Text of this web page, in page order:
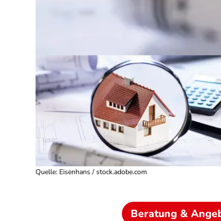
Quelle: Eisenhans / stock.adobe.com
Beratung &